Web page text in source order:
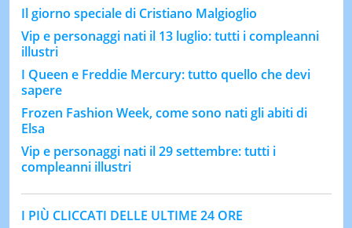
Il giorno speciale di Cristiano Malgioglio
Vip e personaggi nati il 13 luglio: tutti i compleanni
illustri
I Queen e Freddie Mercury: tutto quello che devi
sapere
Frozen Fashion Week, come sono nati gli abiti di
Elsa
Vip e personaggi nati il 29 settembre: tutti i
compleanni illustri
I PIÙ CLICCATI DELLE ULTIME 24 ORE